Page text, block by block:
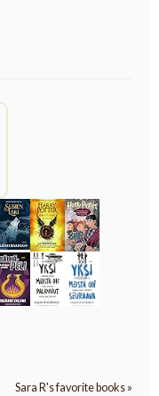
Sara R's favorite books »